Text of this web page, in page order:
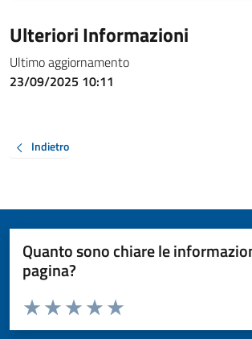
Ulteriori Informazioni
Ultimo aggiornamento
23/09/2025 10:11
Indietro
Quanto sono chiare le
pagina?
Valuta da 1 a 5 stelle la pagina
Valuta 5 stelle su 5
Valuta 4 stelle su 5
Valuta 3 stelle su 5
Valuta 2 stelle su 5
Valuta 1 stelle su 5